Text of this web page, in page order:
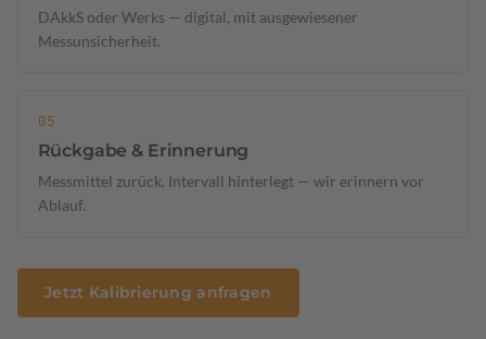
DAkkS oder Werks — digital, mit ausgewiesener
Messunsicherheit.
Rückgabe & Erinnerung
Messmittel zurück, Intervall hinterlegt — wir erinnern vor
Ablauf.
Jetzt Kalibrierung anfragen